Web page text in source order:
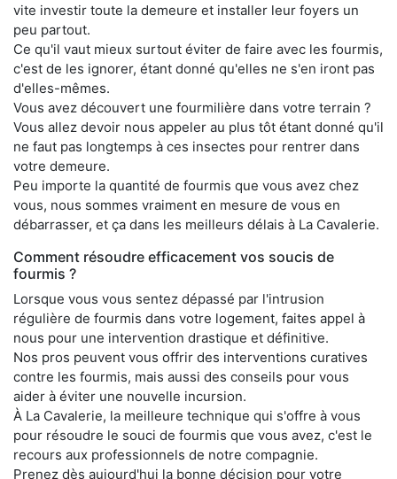
vite investir toute la demeure et installer leur foyers un
peu partout.
Ce qu'il vaut mieux surtout éviter de faire avec les fourmis,
c'est de les ignorer, étant donné qu'elles ne s'en iront pas
d'elles-mêmes.
Vous avez découvert une fourmilière dans votre terrain ?
Vous allez devoir nous appeler au plus tôt étant donné qu'il
ne faut pas longtemps à ces insectes pour rentrer dans
votre demeure.
Peu importe la quantité de fourmis que vous avez chez
vous, nous sommes vraiment en mesure de vous en
débarrasser, et ça dans les meilleurs délais à La Cavalerie.
Comment résoudre efficacement vos soucis de
fourmis ?
Lorsque vous vous sentez dépassé par l'intrusion
régulière de fourmis dans votre logement, faites appel à
nous pour une intervention drastique et définitive.
Nos pros peuvent vous offrir des interventions curatives
contre les fourmis, mais aussi des conseils pour vous
aider à éviter une nouvelle incursion.
À La Cavalerie, la meilleure technique qui s'offre à vous
pour résoudre le souci de fourmis que vous avez, c'est le
recours aux professionnels de notre compagnie.
Prenez dès aujourd'hui la bonne décision pour votre